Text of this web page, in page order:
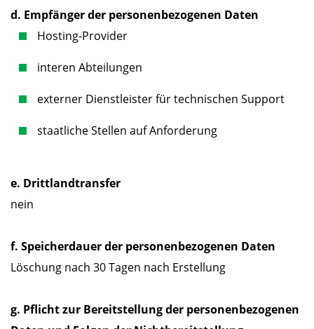
d. Empfänger der personenbezogenen Daten
Hosting-Provider
interen Abteilungen
externer Dienstleister für technischen Support
staatliche Stellen auf Anforderung
e. Drittlandtransfer
nein
f. Speicherdauer der personenbezogenen Daten
Löschung nach 30 Tagen nach Erstellung
g. Pflicht zur Bereitstellung der personenbezogenen